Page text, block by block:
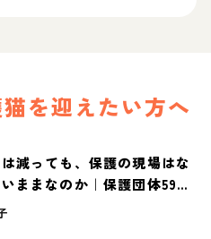
を迎えたい方へ
減っても、保護の現場はな
ままなのか｜保護団体59団
調査【保護犬・保護猫白書